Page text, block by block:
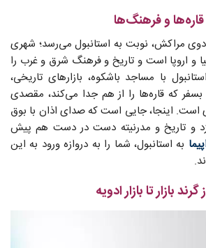
و فرهنگ‌ها
مراکش، نوبت به استانبول می‌رسد؛ شهری
و اروپا است و تاریخ و فرهنگ شرق و غرب را
با مساجد باشکوه، بازارهای تاریخی،
که قاره‌ها را از هم جدا می‌کند، مقصدی
است. اینجا، جایی است که صدای اذان با بوق
و تاریخ و مدرنیته دست در دست هم پیش
به استانبول، شما را به دروازه ورود به این
بازار تا بازار ادویه